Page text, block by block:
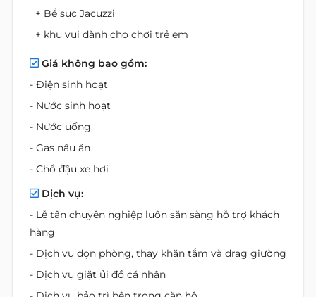
+ Bể sục Jacuzzi
+ khu vui dành cho chơi trẻ em
Giá không bao gồm:
- Điện sinh hoạt
- Nước sinh hoạt
- Nước uống
- Gas nấu ăn
- Chổ đậu xe hơi
Dịch vụ:
- Lễ tân chuyên nghiệp luôn sẵn sàng hỗ trợ khách
hàng
- Dịch vụ dọn phòng, thay khăn tắm và drag giường
- Dịch vụ giặt ủi đồ cá nhân